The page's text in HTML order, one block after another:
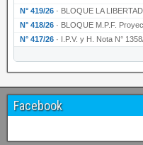
N° 419/26 · BLOQUE LA LIBERTAD AVANZA
N° 418/26 · BLOQUE M.P.F. Proyecto de
N° 417/26 · I.P.V. y H. Nota N° 1358/26
Facebook